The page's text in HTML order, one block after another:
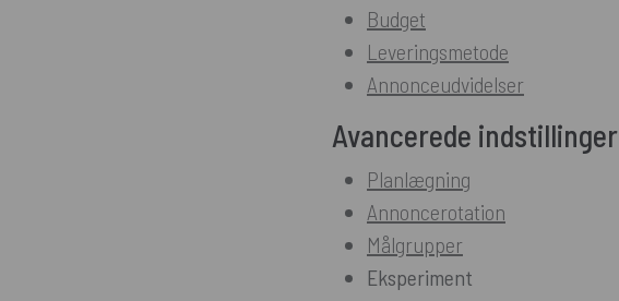
Budget
Leveringsmetode
Annonceudvidelser
Avancerede indstillinger
Planlægning
Annoncerotation
Målgrupper
Eksperiment